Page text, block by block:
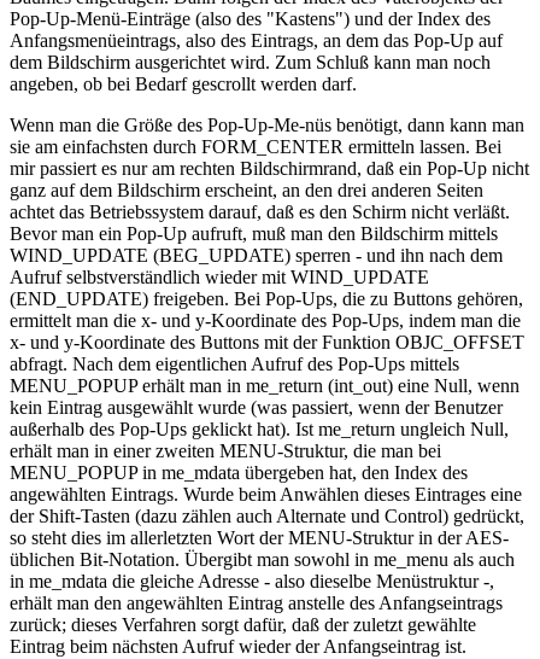
Pop-Up-Menü-Einträge (also des "Kastens") und der Index des
Anfangsmenüeintrags, also des Eintrags, an dem das Pop-Up auf
dem Bildschirm ausgerichtet wird. Zum Schluß kann man noch
angeben, ob bei Bedarf gescrollt werden darf.
Wenn man die Größe des Pop-Up-Me-nüs benötigt, dann kann man
sie am einfachsten durch FORM_CENTER ermitteln lassen. Bei
mir passiert es nur am rechten Bildschirmrand, daß ein Pop-Up nicht
ganz auf dem Bildschirm erscheint, an den drei anderen Seiten
achtet das Betriebssystem darauf, daß es den Schirm nicht verläßt.
Bevor man ein Pop-Up aufruft, muß man den Bildschirm mittels
WIND_UPDATE (BEG_UPDATE) sperren - und ihn nach dem
Aufruf selbstverständlich wieder mit WIND_UPDATE
(END_UPDATE) freigeben. Bei Pop-Ups, die zu Buttons gehören,
ermittelt man die x- und y-Koordinate des Pop-Ups, indem man die
x- und y-Koordinate des Buttons mit der Funktion OBJC_OFFSET
abfragt. Nach dem eigentlichen Aufruf des Pop-Ups mittels
MENU_POPUP erhält man in me_return (int_out) eine Null, wenn
kein Eintrag ausgewählt wurde (was passiert, wenn der Benutzer
außerhalb des Pop-Ups geklickt hat). Ist me_return ungleich Null,
erhält man in einer zweiten MENU-Struktur, die man bei
MENU_POPUP in me_mdata übergeben hat, den Index des
angewählten Eintrags. Wurde beim Anwählen dieses Eintrages eine
der Shift-Tasten (dazu zählen auch Alternate und Control) gedrückt,
so steht dies im allerletzten Wort der MENU-Struktur in der AES-
üblichen Bit-Notation. Übergibt man sowohl in me_menu als auch
in me_mdata die gleiche Adresse - also dieselbe Menüstruktur -,
erhält man den angewählten Eintrag anstelle des Anfangseintrags
zurück; dieses Verfahren sorgt dafür, daß der zuletzt gewählte
Eintrag beim nächsten Aufruf wieder der Anfangseintrag ist.